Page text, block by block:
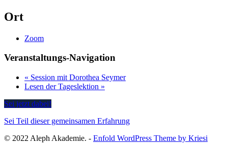
Ort
Zoom
Veranstaltungs-Navigation
« Session mit Dorothea Seymer
Lesen der Tageslektion »
Sei jetzt dabei!
Sei Teil dieser gemeinsamen Erfahrung
© 2022 Aleph Akademie. - Enfold WordPress Theme by Kriesi